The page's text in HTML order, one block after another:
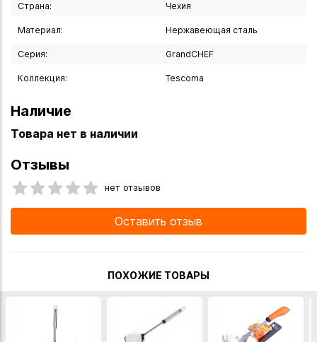
Страна: Чехия
Материал: Нержавеющая сталь
Серия: GrandCHEF
Коллекция: Tescoma
Наличие
Товара нет в наличии
Отзывы
нет отзывов
Оставить отзыв
ПОХОЖИЕ ТОВАРЫ